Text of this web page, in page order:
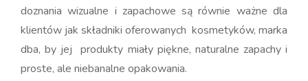
doznania wizualne i zapachowe są równie ważne dla
klientów jak składniki oferowanych kosmetyków, marka
dba, by jej produkty miały piękne, naturalne zapachy i
proste, ale niebanalne opakowania.